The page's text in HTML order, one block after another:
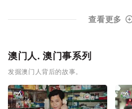
查看更多
澳门人. 澳门事系列
发掘澳门人背后的故事。